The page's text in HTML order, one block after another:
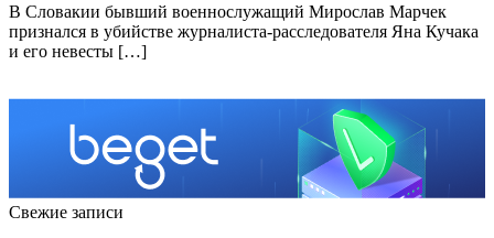
В Словакии бывший военнослужащий Мирослав Марчек
признался в убийстве журналиста-расследователя Яна Кучака
и его невесты […]
Свежие записи